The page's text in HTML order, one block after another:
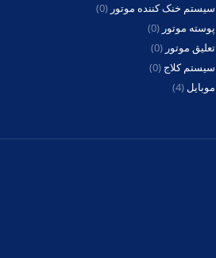
سیستم خنک کننده موتور (0)
پوسته موتور (0)
تعلیق موتور (0)
سیستم کلاج (0)
موبایل (4)